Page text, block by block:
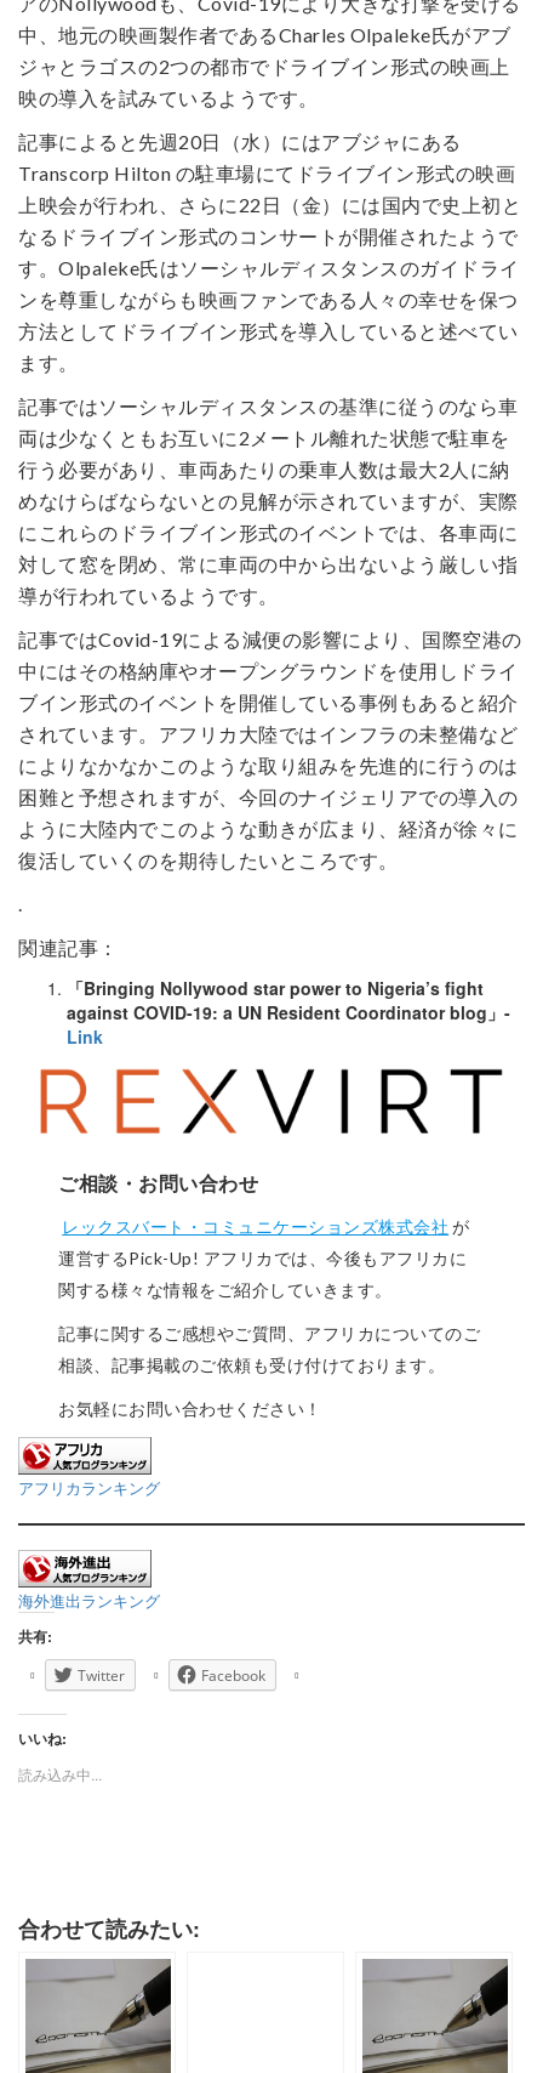
中、地元の映画製作者であるCharles Olpaleke氏がアブ
ジャとラゴスの2つの都市でドライブイン形式の映画上
映の導入を試みているようです。
記事によると先週20日（水）にはアブジャにある
Transcorp Hilton の駐車場にてドライブイン形式の映画
上映会が行われ、さらに22日（金）には国内で史上初と
なるドライブイン形式のコンサートが開催されたようで
す。Olpaleke氏はソーシャルディスタンスのガイドライ
ンを尊重しながらも映画ファンである人々の幸せを保つ
方法としてドライブイン形式を導入していると述べてい
ます。
記事ではソーシャルディスタンスの基準に従うのなら車
両は少なくともお互いに2メートル離れた状態で駐車を
行う必要があり、車両あたりの乗車人数は最大2人に納
めなけらばならないとの見解が示されていますが、実際
にこれらのドライブイン形式のイベントでは、各車両に
対して窓を閉め、常に車両の中から出ないよう厳しい指
導が行われているようです。
記事ではCovid-19による減便の影響により、国際空港の
中にはその格納庫やオープングラウンドを使用しドライ
ブイン形式のイベントを開催している事例もあると紹介
されています。アフリカ大陸ではインフラの未整備など
によりなかなかこのような取り組みを先進的に行うのは
困難と予想されますが、今回のナイジェリアでの導入の
ように大陸内でこのような動きが広まり、経済が徐々に
復活していくのを期待したいところです。
.
関連記事：
「Bringing Nollywood star power to Nigeria’s fight
against COVID-19: a UN Resident Coordinator blog」-
Link
ご相談・お問い合わせ
レックスバート・コミュニケーションズ株式会社 が
運営するPick-Up! アフリカでは、今後もアフリカに
関する様々な情報をご紹介していきます。
記事に関するご感想やご質問、アフリカについてのご
相談、記事掲載のご依頼も受け付けております。
お気軽にお問い合わせください！
アフリカランキング
海外進出ランキング
共有:
Twitter Facebook
いいね:
読み込み中...
合わせて読みたい: